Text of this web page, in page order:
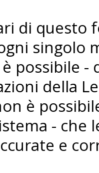
di questo
singolo
possibile
della
è
-
e